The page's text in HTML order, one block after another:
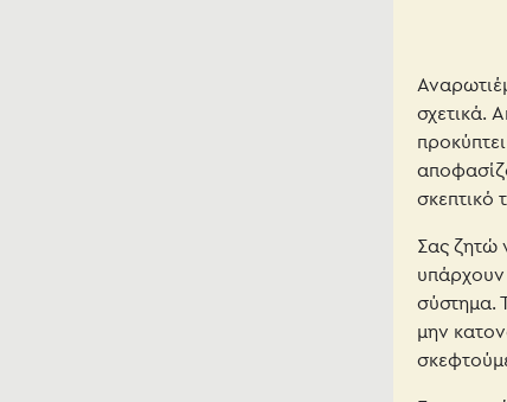
σχετικά.
σκεπτικό
Σας ζητώ
υπάρχουν
σύστημα.
μην